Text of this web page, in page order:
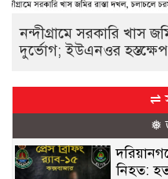
নন্দীগ্রামে সরকারি খাস
দুর্ভোগ; ইউএনওর
⇌
❅
নিহত: